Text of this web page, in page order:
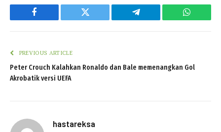
Facebook Twitter Telegram
PREVIOUS ARTICLE
Peter Crouch Kalahkan Ronaldo dan Bale memenangkan Gol
Akrobatik versi UEFA
hastareksa